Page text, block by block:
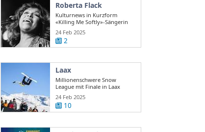
Roberta Flack
Kulturnews in Kurzform
«Killing Me Softly»-Sängerin
Roberta Flack ...
24 Feb 2025
2
Laax
Millionenschwere Snow
League mit Finale in Laax
24 Feb 2025
10